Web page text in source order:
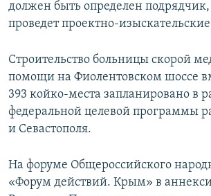
должен быть определен
проведет проектно-
Строительство больницы скорой
помощи на Фиолентовском шоссе
393 койко-места запланировано в
федеральной целевой программы
и Севастополя.
На форуме Общероссийского
«Форум действий. Крым» в